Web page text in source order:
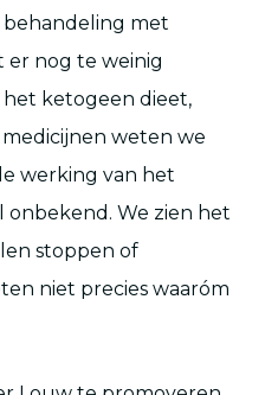
met
er nog te weinig
het ketogeen dieet,
medicijnen weten we
werking van het
onbekend. We zien het
stoppen of
niet precies waaróm